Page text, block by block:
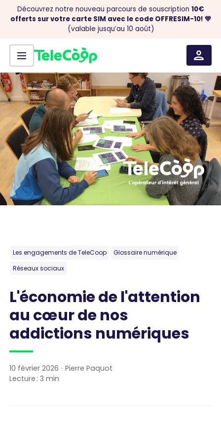
Découvrez notre nouveau parcours de souscription 10€
offerts sur votre carte SIM avec le code OFFRESIM-10! 💚
(valable jusqu’au 10 août)
Aller au contenu
Menu
L'économie de l'attention
au cœur de nos
addictions numériques
Les engagements de TeleCoop
Glossaire numérique
Réseaux sociaux
10 février 2026 · Pierre Paquot
Lecture :3min